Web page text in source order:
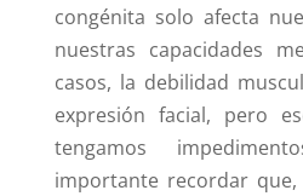
congénita solo afecta
nuestras capacidades
casos, la debilidad
expresión facial, pero
tengamos
importante recordar